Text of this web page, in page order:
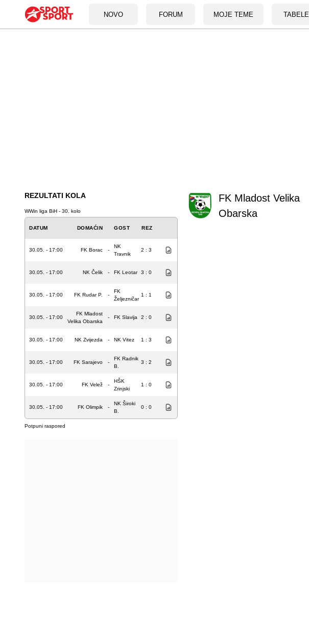
NOVO FORUM MOJE TEME TABELE
REZULTATI KOLA
WWin liga BiH - 30. kolo
DATUM DOMAĆIN GOST REZ
30.05. - 17:00 FK Borac -
NK
Travnik
2 : 3
30.05. - 17:00 NK Čelik - FK Leotar 3 : 0
30.05. - 17:00 FK Rudar P. -
FK
Željezničar
1 : 1
30.05. - 17:00
FK Mladost
Velika Obarska
- FK Slavija 2 : 0
30.05. - 17:00 NK Zvijezda - NK Vitez 1 : 3
30.05. - 17:00 FK Sarajevo -
FK Radnik
B.
3 : 2
30.05. - 17:00 FK Velež -
HŠK
Zrinjski
1 : 0
30.05. - 17:00 FK Olimpik -
NK Široki
B.
0 : 0
Potpuni raspored
FK Mladost Velika
Obarska